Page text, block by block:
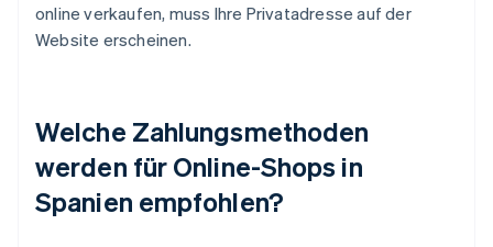
online verkaufen, muss Ihre Privatadresse auf der
Website erscheinen.
Welche Zahlungsmethoden
werden für Online-Shops in
Spanien empfohlen?